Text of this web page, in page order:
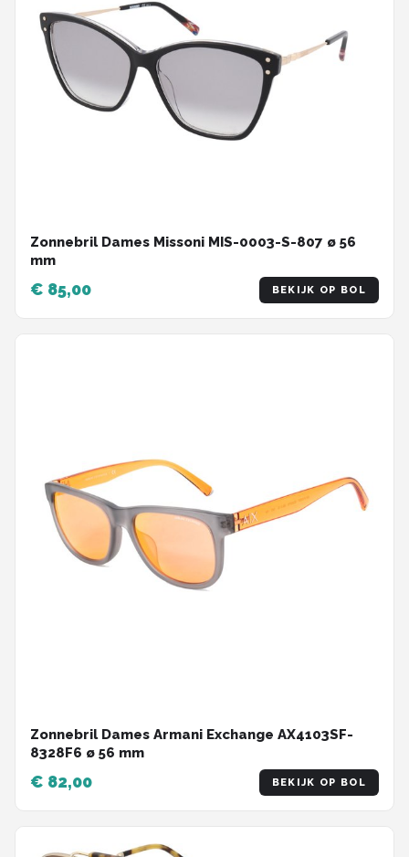
Zonnebril Dames Missoni MIS-0003-S-807 ø 56
mm
€ 85,00 BEKIJK OP BOL
Zonnebril Dames Armani Exchange AX4103SF-
8328F6 ø 56 mm
€ 82,00 BEKIJK OP BOL